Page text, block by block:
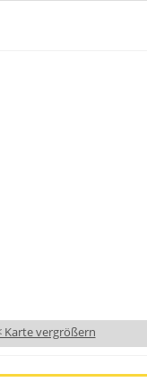
Karte vergrößern